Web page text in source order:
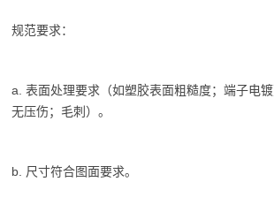
规范要求：
a. 表面处理要求（如塑胶表面粗糙度；端子电
无压伤；毛刺）。
b. 尺寸符合图面要求。